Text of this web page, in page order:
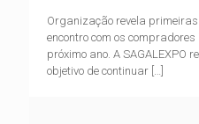
Organização revela
encontro com os
próximo ano. A SAGALEXPO
objetivo de continuar […]